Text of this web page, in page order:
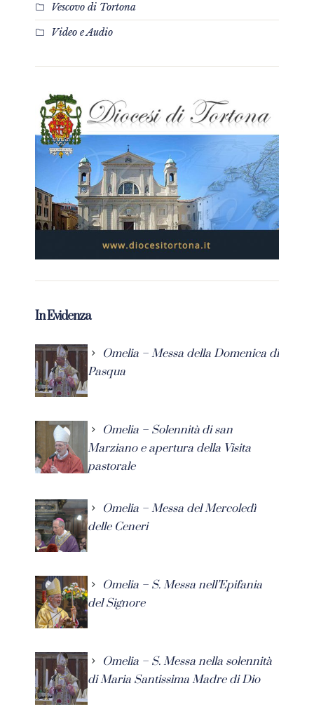
Vescovo di Tortona
Video e Audio
In Evidenza
Omelia – Messa della Domenica di
Pasqua
Omelia – Solennità di san
Marziano e apertura della Visita
pastorale
Omelia – Messa del Mercoledì
delle Ceneri
Omelia – S. Messa nell’Epifania
del Signore
Omelia – S. Messa nella solennità
di Maria Santissima Madre di Dio